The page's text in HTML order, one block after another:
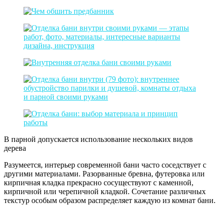
В парной допускается использование нескольких видов
дерева
Разумеется, интерьер современной бани часто соседствует с
другими материалами. Разорванные бревна, футеровка или
кирпичная кладка прекрасно сосуществуют с каменной,
кирпичной или черепичной кладкой. Сочетание различных
текстур особым образом распределяет каждую из комнат бани.